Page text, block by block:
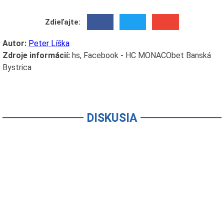
Zdieľajte:
Autor: Peter Líška
Zdroje informácií:hs, Facebook - HC MONACObet Banská
Bystrica
DISKUSIA